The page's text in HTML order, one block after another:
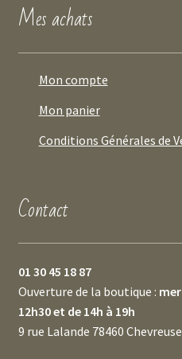
Mes achats
Mon compte
Mon panier
Conditions Générales de
Contact
01 30 45 18 87
Ouverture de la boutique :
12h30 et de 14h à 19h
9 rue Lalande 78460 Chevreuse